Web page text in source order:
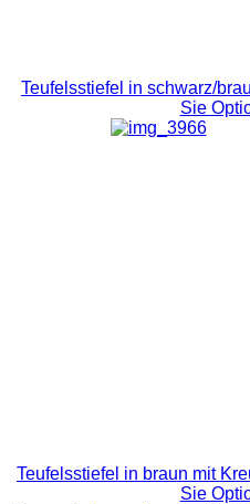
Teufelsstiefel in schwarz/
Sie
Teufelsstiefel in braun mit
Sie